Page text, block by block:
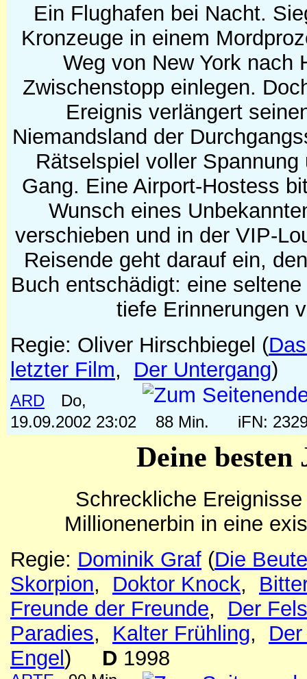
Ein Flughafen bei Nacht.
Kronzeuge in einem
Weg von New York nach
Zwischenstopp einlegen.
Ereignis verlängert
Niemandsland der
Rätselspiel voller
Gang. Eine Airport-Hostess
Wunsch eines
verschieben und in der VIP-
Reisende geht darauf ein,
Buch entschädigt: eine
tiefe Erinnerungen
Regie: Oliver Hirschbiegel (
letzter Film, Der Untergang)
ARD
Do,
19.09.2002 23:02
88 Min. iFN:
Deine besten
Schreckliche
Millionenerbin in eine
Regie: Dominik Graf (Die Beute
Skorpion, Doktor Knock,
Freunde der Freunde, Der
Paradies, Kalter Frühling,
Engel ) D 1998